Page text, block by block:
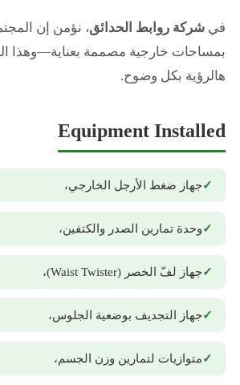
في شركة روابط الحدائق، نؤمن إن
بمساحات خارجية مصممة بعناية—وهذا
هالرؤية بكل وضوح.
Equipment Installed
جهاز ضغط الأرجل الخارجي،
وحدة تمارين الصدر والكتفين،
جهاز لفّ الخصر (Waist Twister)،
جهاز التجديف بوضعية الجلوس،
متوازيات لتمارين وزن الجسم،